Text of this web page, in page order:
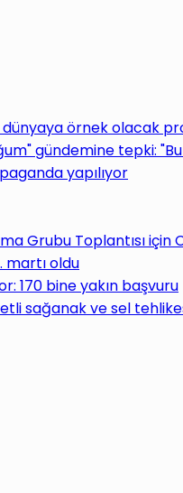
dünyaya örnek olacak
gündemine tepki:
yapılıyor
Grubu Toplantısı için
martı oldu
170 bine yakın başvuru
sağanak ve sel